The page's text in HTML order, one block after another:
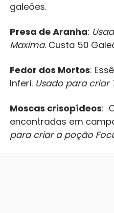
galeões.
Presa de Aranha:
Maxima. Custa 50
Fedor dos Mortos:
Inferi. Usado para criar
Moscas crisopídeos:
encontradas em
para criar a poção